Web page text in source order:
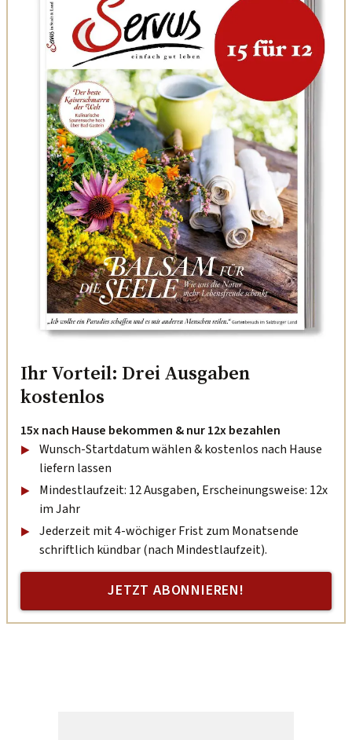
Ihr Vorteil: Drei Ausgaben
kostenlos
15x nach Hause bekommen & nur 12x bezahlen
Wunsch-Startdatum wählen & kostenlos nach Hause
liefern lassen
Mindestlaufzeit: 12 Ausgaben, Erscheinungsweise: 12x
im Jahr
Jederzeit mit 4-wöchiger Frist zum Monatsende
schriftlich kündbar (nach Mindestlaufzeit).
JETZT ABONNIEREN!